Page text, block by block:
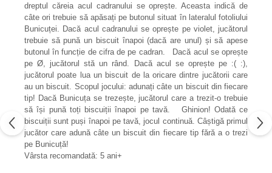
dreptul căreia acul cadranului se oprește. Aceasta indică de
câte ori trebuie să apăsați pe butonul situat în lateralul fotoliului
Bunicuței. Dacă acul cadranului se oprește pe violet, jucătorul
trebuie să pună un biscuit înapoi (dacă are unul) și să apese
butonul în funcție de cifra de pe cadran. Dacă acul se oprește
pe Ø, jucătorul stă un rând. Dacă acul se oprește pe :( :),
jucătorul poate lua un biscuit de la oricare dintre jucătorii care
au un biscuit. Scopul jocului: adunați câte un biscuit din fiecare
tip! Dacă Bunicuța se trezește, jucătorul care a trezit-o trebuie
să își pună toți biscuiții înapoi pe tavă. Ghinion! Odată ce
biscuiții sunt puși înapoi pe tavă, jocul continuă. Câștigă primul
jucător care adună câte un biscuit din fiecare tip fără a o trezi
pe Bunicuță!
Vârsta recomandată: 5 ani+